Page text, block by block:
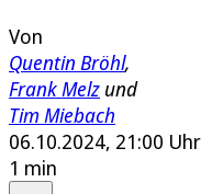
Von
Quentin Bröhl,
Frank Melz und
Tim Miebach
06.10.2024, 21:00 Uhr
1 min